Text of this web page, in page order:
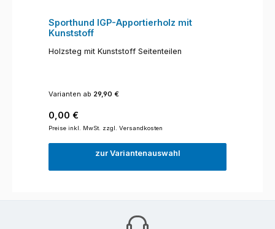
Sporthund IGP-Apportierholz mit
Kunststoff
Holzsteg mit Kunststoff Seitenteilen
Varianten ab 29,90 €
Regulärer Preis:
0,00 €
Preise inkl. MwSt. zzgl. Versandkosten
zur Variantenauswahl